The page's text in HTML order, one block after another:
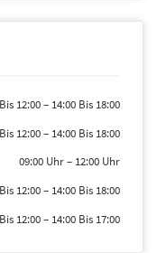
12:00– 14:00 Bis 18:00
12:00– 14:00 Bis 18:00
09:00 Uhr– 12:00 Uhr
12:00– 14:00 Bis 18:00
12:00– 14:00 Bis 17:00